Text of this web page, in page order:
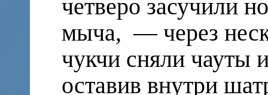
четверо засучили
мыча, — через
чукчи сняли чауты
оставив внутри